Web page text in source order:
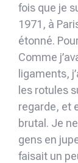
fois que je
1971, à
étonné.
Comme
ligaments,
les rotules
regarde, et
brutal. Je
gens en
faisait un